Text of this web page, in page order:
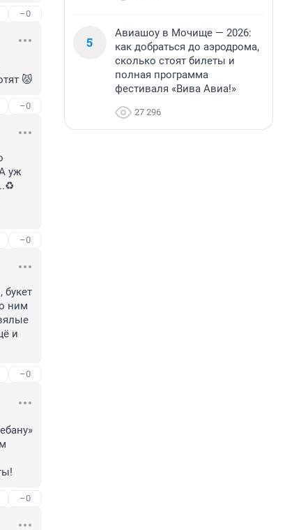
–0
😾
–0
уж
–0
букет
ним
и
–0
–0
5
Авиашоу в Мочище — 2026:
как добраться до аэродрома,
сколько стоят билеты и
полная программа
фестиваля «Вива Авиа!»
27 296